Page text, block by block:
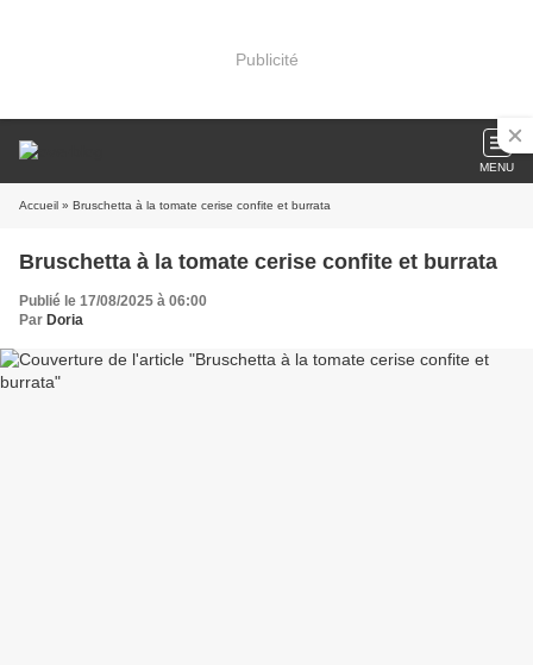
Publicité
MENU
Accueil » Bruschetta à la tomate cerise confite et burrata
Bruschetta à la tomate cerise confite et burrata
Publié le 17/08/2025 à 06:00
Par Doria